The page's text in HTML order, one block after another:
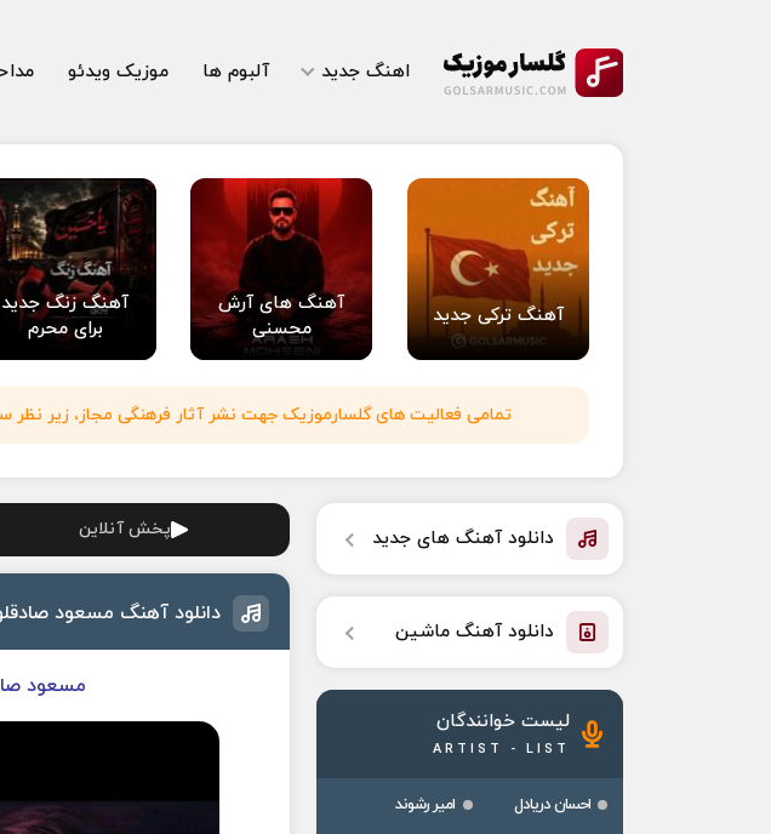
اهنگ جدید آلبوم ها موزیک ویدئو
آهنگ ترکی جدید
آهنگ های آرش
محسنی
آهنگ زنگ جدید
برای محرم
تمامی فعالیت های گلسارموزیک جهت نشر آثار فرهنگی مجاز، زیر نظر
پخش آنلاین
دانلود آهنگ مسعود صادقلو
مسعود
دانلود آهنگ های جدید
دانلود آهنگ ماشین
لیست خوانندگان
ARTIST - LIST
احسان دریادل
امیر رشوند